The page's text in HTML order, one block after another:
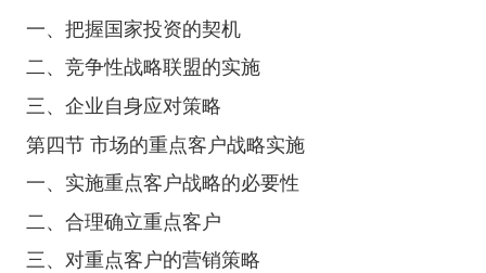
一、把握国家投资的契机
二、竞争性战略联盟的实施
三、企业自身应对策略
第四节 市场的重点客户战略实施
一、实施重点客户战略的必要性
二、合理确立重点客户
三、对重点客户的营销策略